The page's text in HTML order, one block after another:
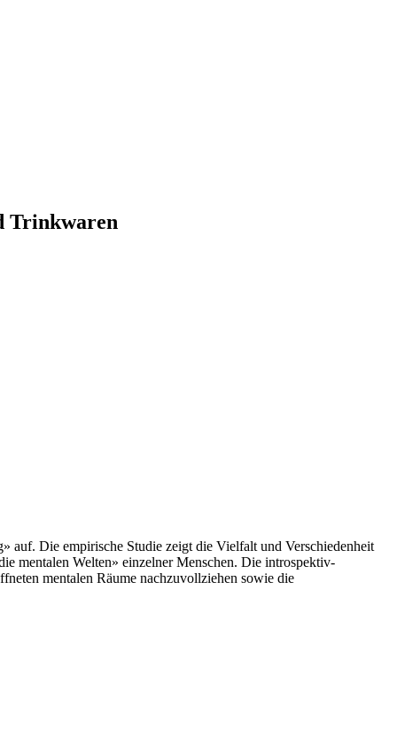
Trinkwaren
auf. Die empirische Studie zeigt die Vielfalt und Verschiedenheit
mentalen Welten» einzelner Menschen. Die introspektiv-
mentalen Räume nachzuvollziehen sowie die